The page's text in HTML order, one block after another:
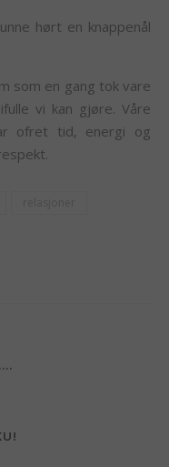
hørt en knappenål
som en gang tok vare
vi kan gjøre. Våre
ofret tid, energi og